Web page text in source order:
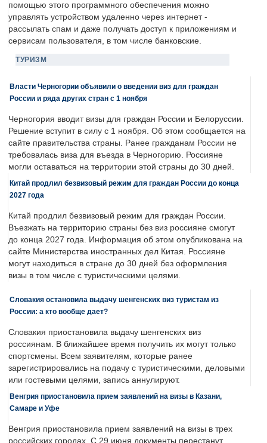
помощью этого программного обеспечения можно
управлять устройством удаленно через интернет -
рассылать спам и даже получать доступ к приложениям и
сервисам пользователя, в том числе банковские.
ТУРИЗМ
Власти Черногории объявили о введении виз для граждан
России и ряда других стран с 1 ноября
Черногория вводит визы для граждан России и Белоруссии.
Решение вступит в силу с 1 ноября. Об этом сообщается на
сайте правительства страны. Ранее гражданам России не
требовалась виза для въезда в Черногорию. Россияне
могли оставаться на территории этой страны до 30 дней.
Китай продлил безвизовый режим для граждан России до конца
2027 года
Китай продлил безвизовый режим для граждан России.
Въезжать на территорию страны без виз россияне смогут
до конца 2027 года. Информация об этом опубликована на
сайте Министерства иностранных дел Китая. Россияне
могут находиться в стране до 30 дней без оформления
визы в том числе с туристическими целями.
Словакия остановила выдачу шенгенских виз туристам из
России: а кто вообще дает?
Словакия приостановила выдачу шенгенских виз
россиянам. В ближайшее время получить их могут только
спортсмены. Всем заявителям, которые ранее
зарегистрировались на подачу с туристическими, деловыми
или гостевыми целями, запись аннулируют.
Венгрия приостановила прием заявлений на визы в Казани,
Самаре и Уфе
Венгрия приостановила прием заявлений на визы в трех
российских городах. С 29 июня документы перестанут